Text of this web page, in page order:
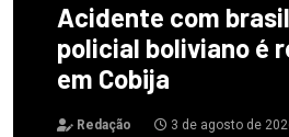
Acidente com
policial boliviano é
em Cobija
Redação 3 de agosto de